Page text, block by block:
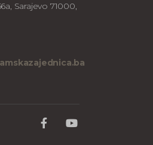
Sarajevo 71000,